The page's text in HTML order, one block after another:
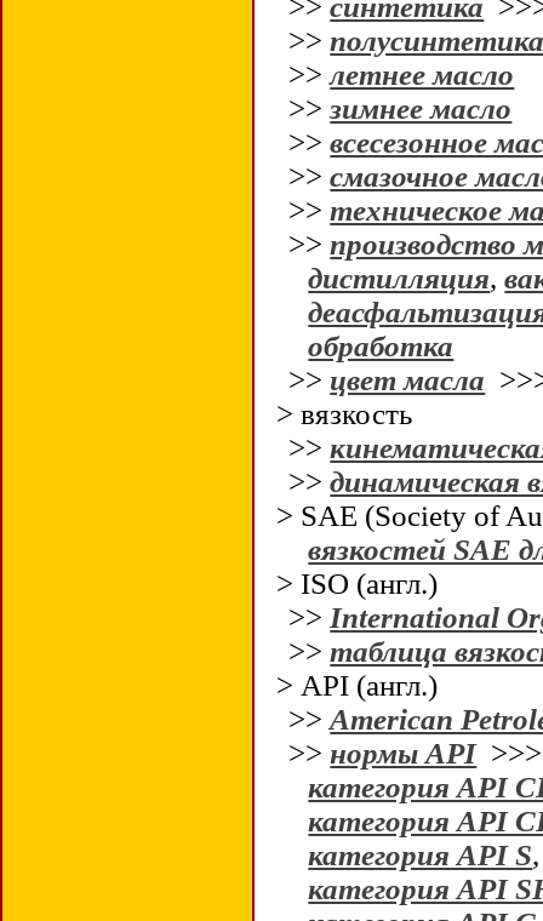
>>синтетика
>>
>>летнее масло
>>зимнее масло
>>всесезонное
>>смазочное
>>техническое
>>производство
дистилляция,
обработка
>> цвет масла
> вязкость
>>
>>динамическая
> SAE (Society of
вязкостей SAE
> ISO (англ.)
>> International
>>таблица
> API (англ.)
>>American
>> нормы API
категория API
категория API
категория API S
категория API